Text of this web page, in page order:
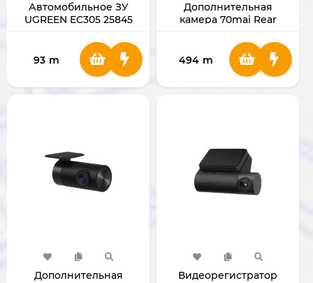
Автомобильное ЗУ
UGREEN EC305 25845
93 m
Дополнительная
камера 70mai Rear
494 m
Дополнительная
Видеорегистратор